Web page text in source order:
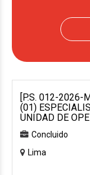
[P.S. 012-2026-
(01)
UNIDAD DE
Concluido
Lima